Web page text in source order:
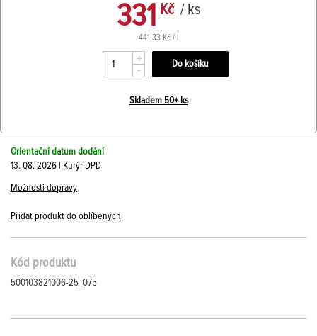
331 Kč / ks
441,33 Kč / l
+
-
Skladem 50+ ks
Orientační datum dodání
13. 08. 2026 | Kurýr DPD
Možnosti dopravy
Přidat produkt do oblíbených
Kód produktu
500103821006-25_075